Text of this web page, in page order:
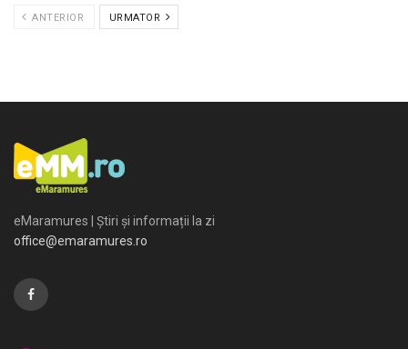
ANTERIOR URMATOR
eMaramures | Știri și informații la zi
office@emaramures.ro